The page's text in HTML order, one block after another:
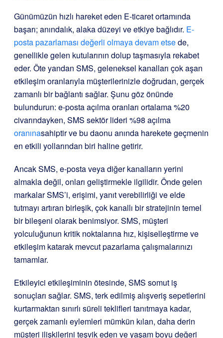
Günümüzün hızlı hareket eden E-ticaret ortamında
başarı; anındalık, alaka düzeyi ve etkiye bağlıdır. E-
posta pazarlaması değerli olmaya devam etsede,
genellikle gelen kutularının dolup taşmasıyla rekabet
eder. Öte yandan SMS, geleneksel kanalları çok aşan
etkileşim oranlarıyla müşterilerinizle doğrudan, gerçek
zamanlı bir bağlantı sağlar. Şunu göz önünde
bulundurun: e-posta açılma oranları ortalama %20
civarındayken, SMS sektör lideri %98 açılma
oranınasahiptir ve bu daonu anında harekete geçmenin
en etkili yollarından biri haline getirir.
Ancak SMS, e-posta veya diğer kanalların yerini
almakla değil, onları geliştirmekle ilgilidir. Önde gelen
markalar SMS’i, erişimi, yanıt verebilirliği ve elde
tutmayı artıran birleşik, çok kanallı bir stratejinin temel
bir bileşeni olarak benimsiyor. SMS, müşteri
yolculuğunun kritik noktalarına hız, kişiselleştirme ve
etkileşim katarak mevcut pazarlama çalışmalarınızı
tamamlar.
Etkileyici etkileşiminin ötesinde, SMS somut iş
sonuçları sağlar. SMS, terk edilmiş alışveriş sepetlerini
kurtarmaktan sınırlı süreli teklifleri tanıtmaya kadar,
gerçek zamanlı eylemleri mümkün kılan, daha derin
müşteri ilişkilerini teşvik eden ve yaşam boyu değeri